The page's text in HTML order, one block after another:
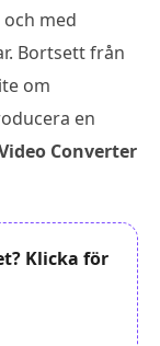
med
Bortsett från
om
en
Converter
Klicka för